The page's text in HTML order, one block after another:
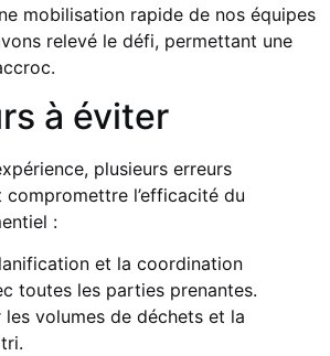
mobilisation rapide de nos équipes
relevé le défi, permettant une
à éviter
plusieurs erreurs
l’efficacité du
:
et la coordination
toutes les parties prenantes.
les volumes de déchets et la